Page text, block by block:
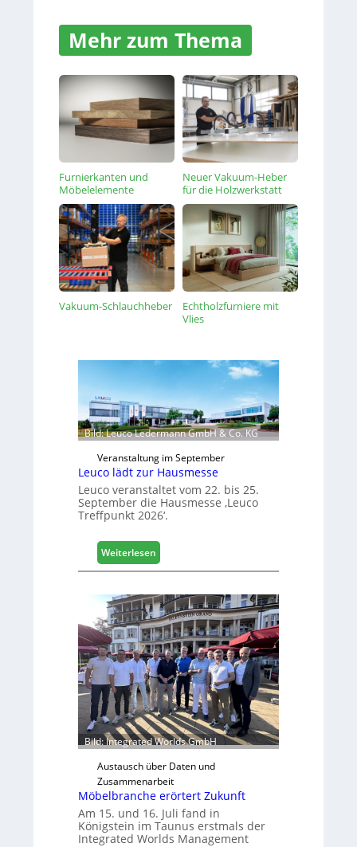
Mehr zum Thema
Furnierkanten und
Möbelelemente
Neuer Vakuum-Heber
für die Holzwerkstatt
Vakuum-Schlauchheber
Echtholzfurniere mit
Vlies
Bild: Leuco Ledermann GmbH & Co. KG
Veranstaltung im September
Leuco lädt zur Hausmesse
Leuco veranstaltet vom 22. bis 25.
September die Hausmesse ‚Leuco
Treffpunkt 2026‘.
Weiterlesen
L
u
c
o
l
ä
d
t
z
u
r
H
a
u
s
m
e
s
Bild: Integrated Worlds GmbH
Austausch über Daten und
Zusammenarbeit
Möbelbranche erörtert Zukunft
Am 15. und 16. Juli fand in
Königstein im Taunus erstmals der
Integrated Worlds Management